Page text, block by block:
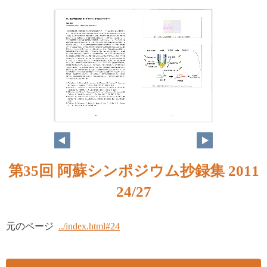
第35回 阿蘇シンポジウム抄録集 2011
24/27
元のページ ../index.html#24